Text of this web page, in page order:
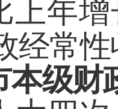
上年
经常
本级